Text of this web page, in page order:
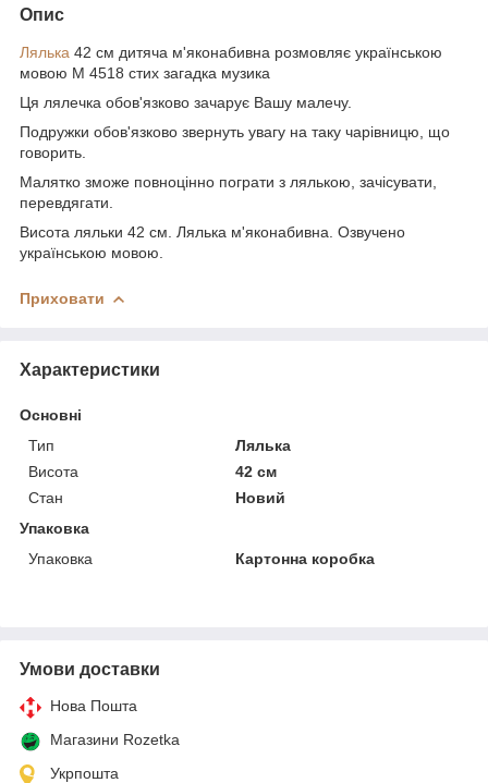
Опис
Лялька 42 см дитяча м'яконабивна розмовляє українською
мовою M 4518 стих загадка музика
Ця лялечка обов'язково зачарує Вашу малечу.
Подружки обов'язково звернуть увагу на таку чарівницю, що
говорить.
Малятко зможе повноцінно пограти з лялькою, зачісувати,
перевдягати.
Висота ляльки 42 см. Лялька м'яконабивна. Озвучено
українською мовою.
Приховати
Характеристики
Основні
Тип
Лялька
Висота
42 см
Стан
Новий
Упаковка
Упаковка
Картонна коробка
Умови доставки
Нова Пошта
Магазини Rozetka
Укрпошта